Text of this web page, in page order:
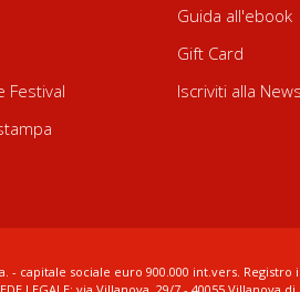
Festival
Guida all'ebook
Gift Card
Iscriviti alla
- capitale sociale euro 900.000 int.vers. Registro